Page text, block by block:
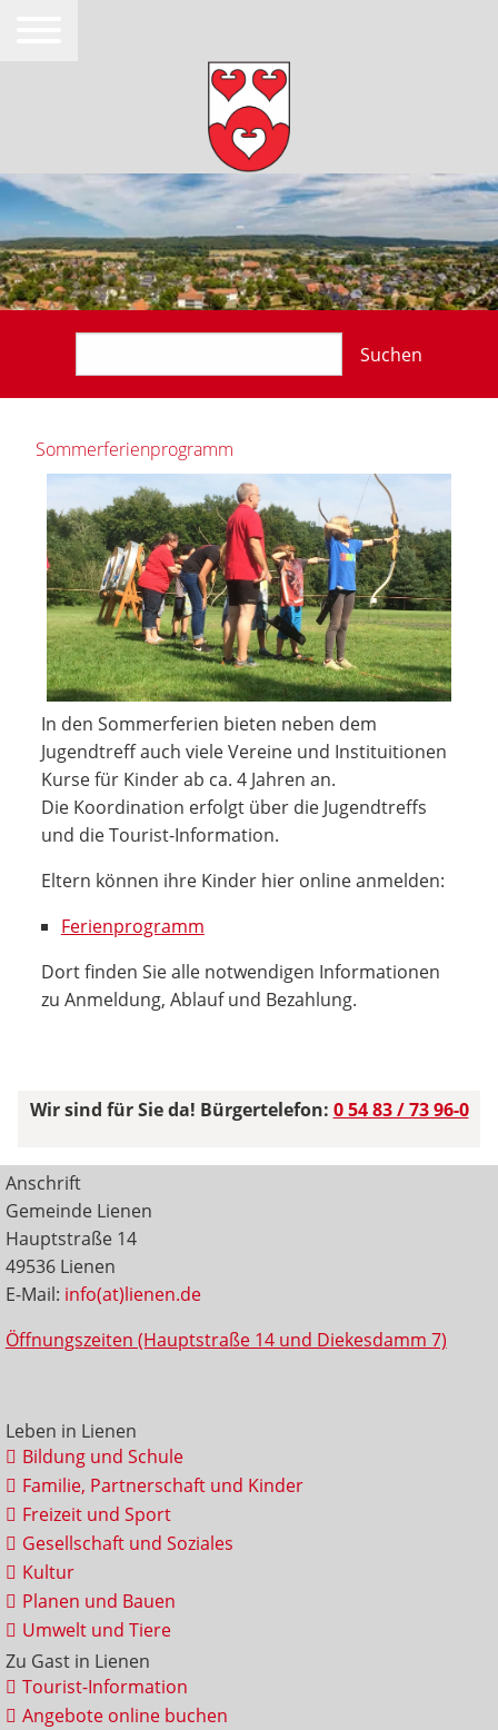
Suchen
Sommerferienprogramm
In den Sommerferien bieten neben dem
Jugendtreff auch viele Vereine und Instituitionen
Kurse für Kinder ab ca. 4 Jahren an.
Die Koordination erfolgt über die Jugendtreffs
und die Tourist-Information.
Eltern können ihre Kinder hier online anmelden:
Ferienprogramm
Dort finden Sie alle notwendigen Informationen
zu Anmeldung, Ablauf und Bezahlung.
Wir sind für Sie da! Bürgertelefon: 0 54 83 / 73 96-0
Anschrift
Gemeinde Lienen
Hauptstraße 14
49536 Lienen
E-Mail: info(at)lienen.de
Öffnungszeiten (Hauptstraße 14 und Diekesdamm 7)
Leben in Lienen
Bildung und Schule
Familie, Partnerschaft und Kinder
Freizeit und Sport
Gesellschaft und Soziales
Kultur
Planen und Bauen
Umwelt und Tiere
Zu Gast in Lienen
Tourist-Information
Angebote online buchen